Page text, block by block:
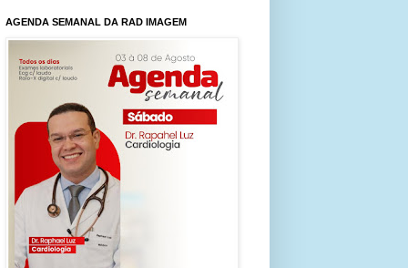
AGENDA SEMANAL DA RAD IMAGEM